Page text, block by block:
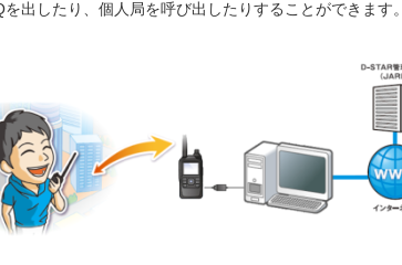
を出したり、個人局を呼び出したりすることができます。